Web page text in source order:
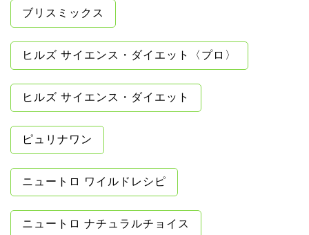
ブリスミックス
ヒルズ サイエンス・ダイエット〈プロ〉
ヒルズ サイエンス・ダイエット
ピュリナワン
ニュートロ ワイルドレシピ
ニュートロ ナチュラルチョイス